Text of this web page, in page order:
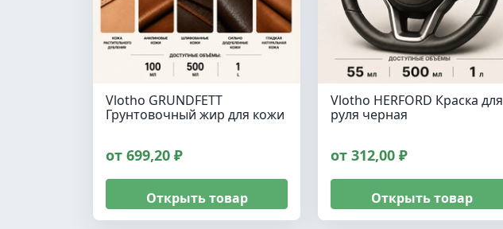
Vlotho GRUNDFETT
Грунтовочный жир для кожи
от 699,20 ₽
Открыть товар
Vlotho HERFORD Краска для
руля черная
от 312,00 ₽
Открыть товар